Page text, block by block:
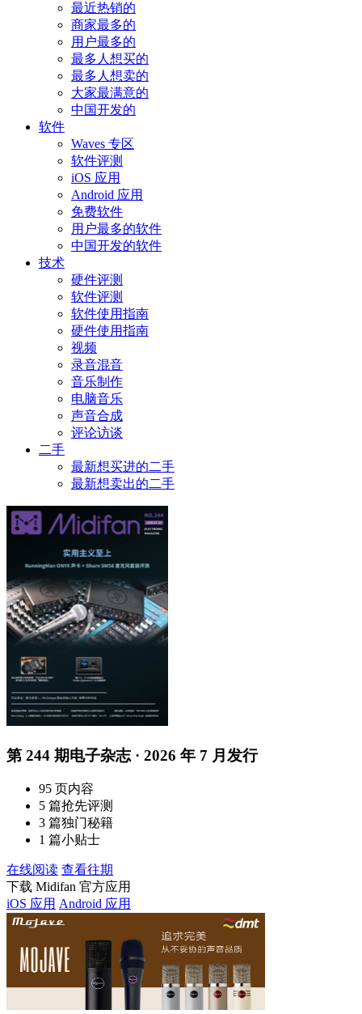
最近热销的
商家最多的
用户最多的
最多人想买的
最多人想卖的
大家最满意的
中国开发的
软件
Waves 专区
软件评测
iOS 应用
Android 应用
免费软件
用户最多的软件
中国开发的软件
技术
硬件评测
软件评测
软件使用指南
硬件使用指南
视频
录音混音
音乐制作
电脑音乐
声音合成
评论访谈
二手
最新想买进的二手
最新想卖出的二手
第 244 期电子杂志 · 2026 年 7 月发行
95 页内容
5 篇抢先评测
3 篇独门秘籍
1 篇小贴士
在线阅读 查看往期
下载 Midifan 官方应用
iOS 应用 Android 应用